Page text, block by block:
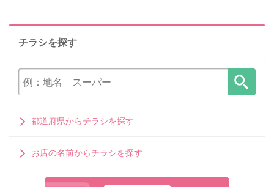
チラシを探す
都道府県からチラシを探す
お店の名前からチラシを探す